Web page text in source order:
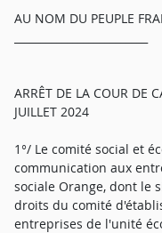
AU NOM DU PEUPLE
ARRÊT DE LA COUR DE
JUILLET 2024
1°/ Le comité social et
communication aux
sociale Orange, dont le
droits du comité
entreprises de l'unité